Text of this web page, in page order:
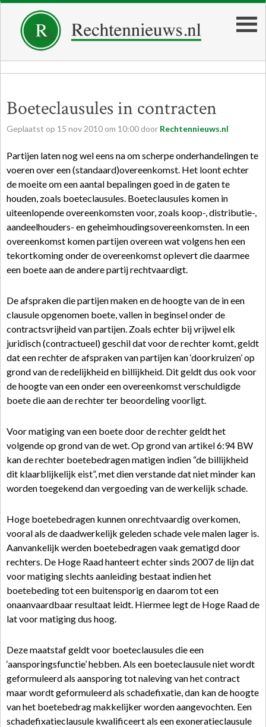
Boeteclausules in contracten
Geplaatst op 15 nov 2010 om 10:00 door Rechtennieuws.nl
Partijen laten nog wel eens na om scherpe onderhandelingen te
voeren over een (standaard)overeenkomst. Het loont echter
de moeite om een aantal bepalingen goed in de gaten te
houden, zoals boeteclausules. Boeteclausules komen in
uiteenlopende overeenkomsten voor, zoals koop-, distributie-,
aandeelhouders- en geheimhoudingsovereenkomsten. In een
overeenkomst komen partijen overeen wat volgens hen een
tekortkoming onder de overeenkomst oplevert die daarmee
een boete aan de andere partij rechtvaardigt.
De afspraken die partijen maken en de hoogte van de in een
clausule opgenomen boete, vallen in beginsel onder de
contractsvrijheid van partijen. Zoals echter bij vrijwel elk
juridisch (contractueel) geschil dat voor de rechter komt, geldt
dat een rechter de afspraken van partijen kan ‘doorkruizen’ op
grond van de redelijkheid en billijkheid. Dit geldt dus ook voor
de hoogte van een onder een overeenkomst verschuldigde
boete die aan de rechter ter beoordeling voorligt.
Voor matiging van een boete door de rechter geldt het
volgende op grond van de wet. Op grond van artikel 6:94 BW
kan de rechter boetebedragen matigen indien “de billijkheid
dit klaarblijkelijk eist”, met dien verstande dat niet minder kan
worden toegekend dan vergoeding van de werkelijk schade.
Hoge boetebedragen kunnen onrechtvaardig overkomen,
vooral als de daadwerkelijk geleden schade vele malen lager is.
Aanvankelijk werden boetebedragen vaak gematigd door
rechters. De Hoge Raad hanteert echter sinds 2007 de lijn dat
voor matiging slechts aanleiding bestaat indien het
boetebeding tot een buitensporig en daarom tot een
onaanvaardbaar resultaat leidt. Hiermee legt de Hoge Raad de
lat voor matiging dus hoog.
Deze maatstaf geldt voor boeteclausules die een
‘aansporingsfunctie’ hebben. Als een boeteclausule niet wordt
geformuleerd als aansporing tot naleving van het contract
maar wordt geformuleerd als schadefixatie, dan kan de hoogte
van het boetebedrag makkelijker worden aangevochten. Een
schadefixatieclausule kwalificeert als een exoneratieclausule